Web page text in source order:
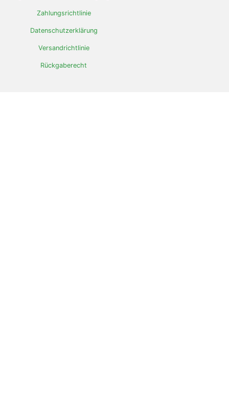
Zahlungsrichtlinie
Datenschutzerklärung
Versandrichtlinie
Rückgaberecht